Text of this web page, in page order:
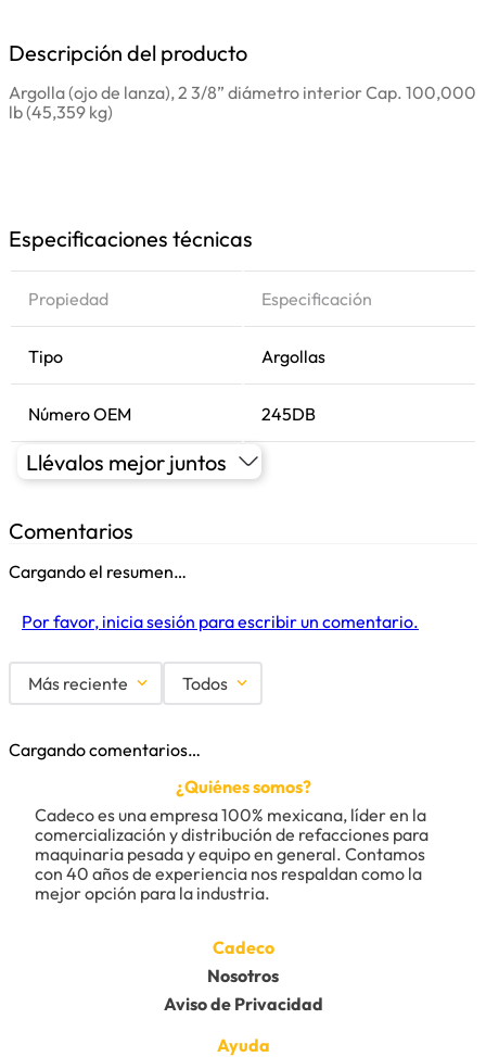
Descripción del producto
Argolla (ojo de lanza), 2 3/8” diámetro interior Cap. 100,000
lb (45,359 kg)
Especificaciones técnicas
Propiedad Especificación
Tipo Argollas
Número OEM 245DB
Llévalos mejor juntos
Comentarios
Cargando el resumen…
Por favor, inicia sesión para escribir un comentario.
Más reciente Todos
Cargando comentarios…
¿Quiénes somos?
Cadeco es una empresa 100% mexicana, líder en la
comercialización y distribución de refacciones para
maquinaria pesada y equipo en general. Contamos
con 40 años de experiencia nos respaldan como la
mejor opción para la industria.
Cadeco
Nosotros
Aviso de Privacidad
Ayuda